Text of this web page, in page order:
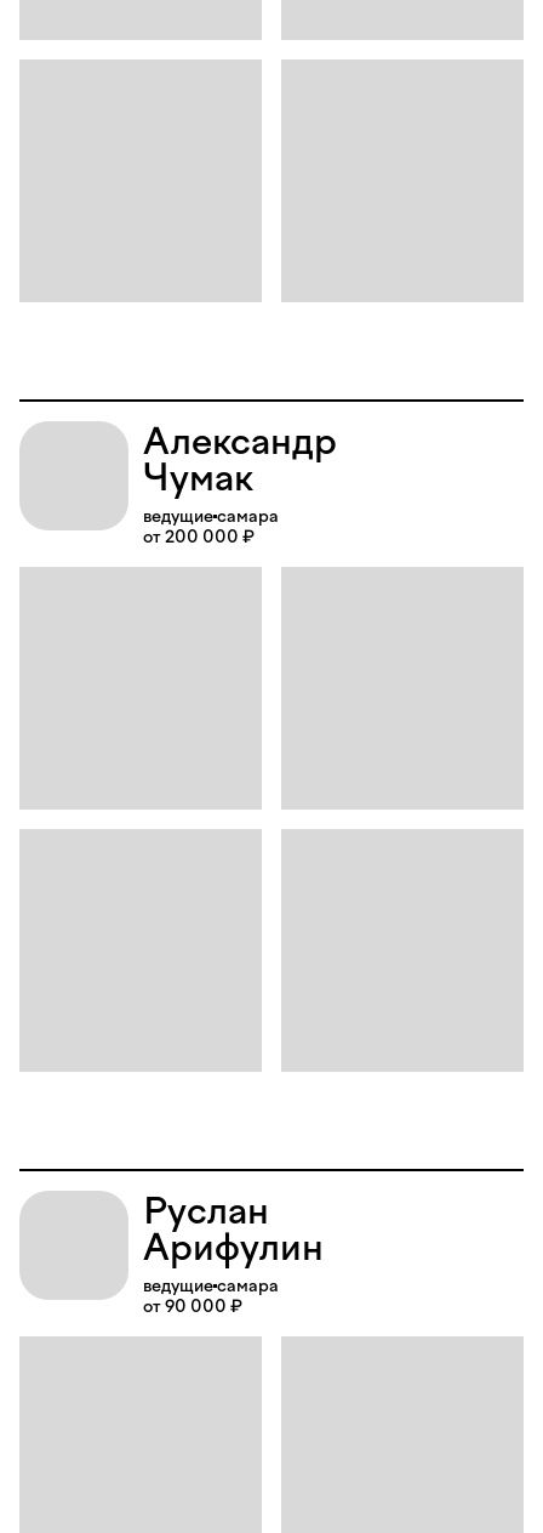
Александр
Чумак
ведущиесамара
от 200 000 ₽
Руслан
Арифулин
ведущиесамара
от 90 000 ₽